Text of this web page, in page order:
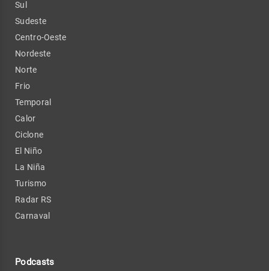
Sul
Sudeste
Centro-Oeste
Nordeste
Norte
Frio
Temporal
Calor
Ciclone
El Niño
La Niña
Turismo
Radar RS
Carnaval
Podcasts